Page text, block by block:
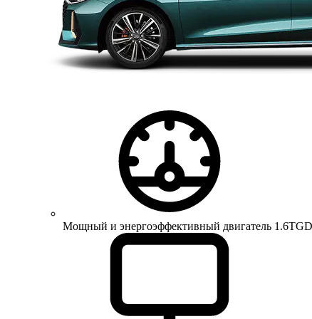
Мощный и энергоэффективный двигатель